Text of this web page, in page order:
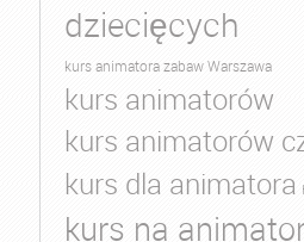
dziecięcych
kurs animatora zabaw Warszawa
kurs animatorów
kurs animatorów
kurs dla animatora
kurs na